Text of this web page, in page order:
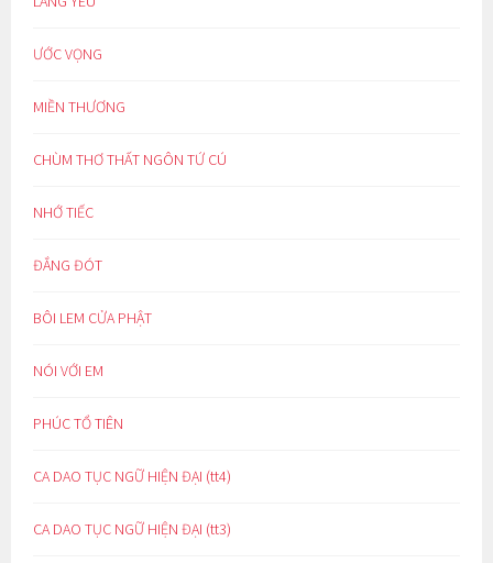
ƯỚC VỌNG
MIỀN THƯƠNG
CHÙM THƠ THẤT NGÔN TỨ CÚ
NHỚ TIẾC
ĐẮNG ĐÓT
BÔI LEM CỬA PHẬT
NÓI VỚI EM
PHÚC TỔ TIÊN
CA DAO TỤC NGỮ HIỆN ĐẠI (tt4)
CA DAO TỤC NGỮ HIỆN ĐẠI (tt3)